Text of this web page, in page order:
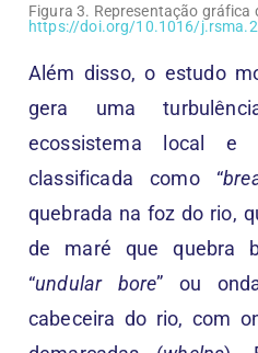
Figura 3. Representação
https://doi.org/10.1016/
Além disso, o estudo
gera uma
ecossistema local
classificada como “
quebrada na foz do rio,
de maré que quebra
“undular bore” ou
cabeceira do rio, com